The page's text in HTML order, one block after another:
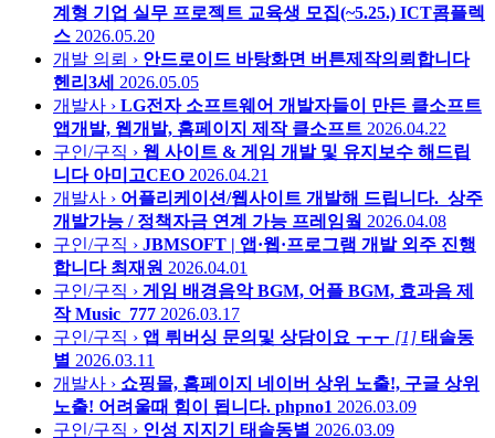
계형 기업 실무 프로젝트 교육생 모집(~5.25.) ICT콤플렉
스 2026.05.20
개발 의뢰 › 안드로이드 바탕화면 버튼제작의뢰합니다
헨리3세
2026.05.05
개발사 › LG전자 소프트웨어 개발자들이 만든 클소프트
앱개발, 웹개발, 홈페이지 제작 클소프트 2026.04.22
구인/구직 › 웹 사이트 & 게임 개발 및 유지보수 해드립
니다 아미고CEO 2026.04.21
개발사 › 어플리케이션/웹사이트 개발해 드립니다._상주
개발가능 / 정책자금 연계 가능 프레임웤 2026.04.08
구인/구직 › JBMSOFT | 앱·웹·프로그램 개발 외주 진행
합니다 최재원 2026.04.01
구인/구직 › 게임 배경음악 BGM, 어플 BGM, 효과음 제
작 Music_777 2026.03.17
구인/구직 › 앱 뤼버싱 문의및 상담이요 ㅜㅜ [1] 태솔동
별 2026.03.11
개발사 › 쇼핑몰, 홈페이지 네이버 상위 노출!, 구글 상위
노출! 어려울때 힘이 됩니다. phpno1 2026.03.09
구인/구직 › 인성 지지기 태솔동별 2026.03.09